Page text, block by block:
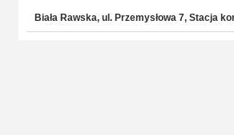
Biała Rawska, ul. Przemysłowa 7, Stacja